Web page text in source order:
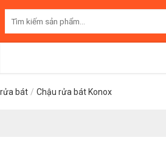
kiếm:
bát / Chậu rửa bát Konox